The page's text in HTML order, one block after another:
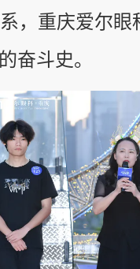
，重庆爱尔眼
奋斗史。